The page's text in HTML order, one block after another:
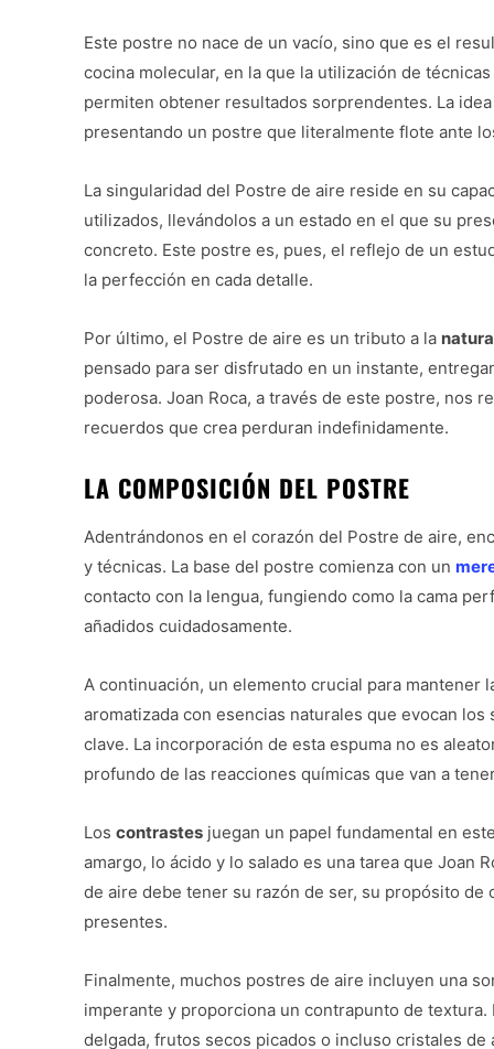
Este postre no nace de un vacío, sino que es el
cocina molecular, en la que la utilización de
permiten obtener resultados sorprendentes. La
presentando un postre que literalmente flote ante
La singularidad del Postre de aire reside en su
utilizados, llevándolos a un estado en el que su
concreto. Este postre es, pues, el reflejo de un
la perfección en cada detalle.
Por último, el Postre de aire es un tributo a la
pensado para ser disfrutado en un instante,
poderosa. Joan Roca, a través de este postre, nos
recuerdos que crea perduran indefinidamente.
LA COMPOSICIÓN DEL POSTRE
Adentrándonos en el corazón del Postre de aire,
y técnicas. La base del postre comienza con un
contacto con la lengua, fungiendo como la cama
añadidos cuidadosamente.
A continuación, un elemento crucial para
aromatizada con esencias naturales que evocan
clave. La incorporación de esta espuma no es
profundo de las reacciones químicas que van a
Los contrastes juegan un papel fundamental en
amargo, lo ácido y lo salado es una tarea que Joan
de aire debe tener su razón de ser, su propósito
presentes.
Finalmente, muchos postres de aire incluyen una
imperante y proporciona un contrapunto de
delgada, frutos secos picados o incluso cristales